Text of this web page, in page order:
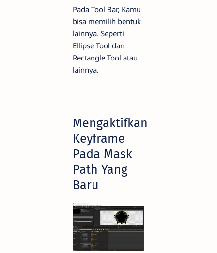
Pada Tool Bar, Kamu
bisa memilih bentuk
lainnya. Seperti
Ellipse Tool dan
Rectangle Tool atau
lainnya.
Mengaktifkan
Keyframe
Pada Mask
Path Yang
Baru